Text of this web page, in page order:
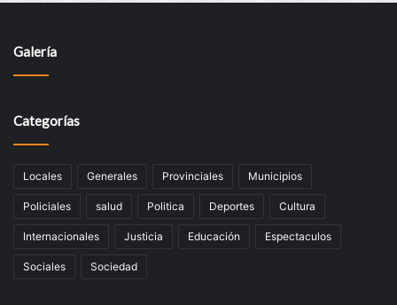
Galería
Categorías
Locales Generales Provinciales Municipios
Policiales salud Politica Deportes Cultura
Internacionales Justicia Educación Espectaculos
Sociales Sociedad